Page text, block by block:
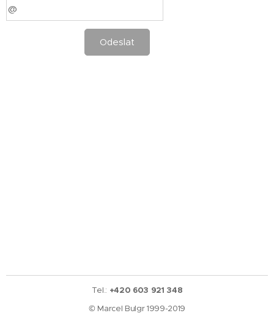
Odeslat
Tel.: +420 603 921 348
© Marcel Bulgr 1999-2019